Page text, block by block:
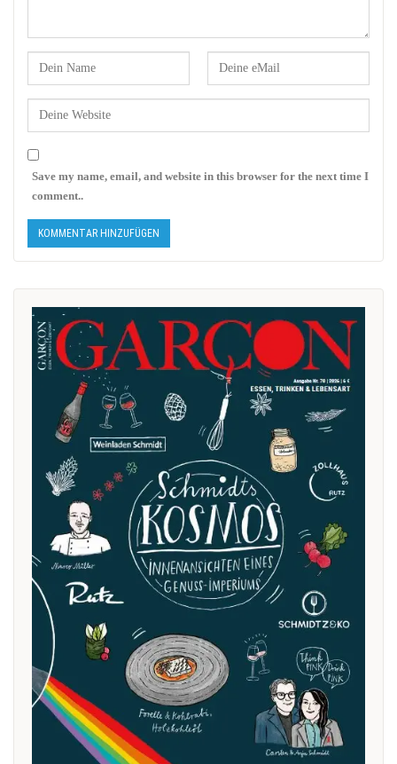
Save my name, email, and website in this browser for the next time I
comment..